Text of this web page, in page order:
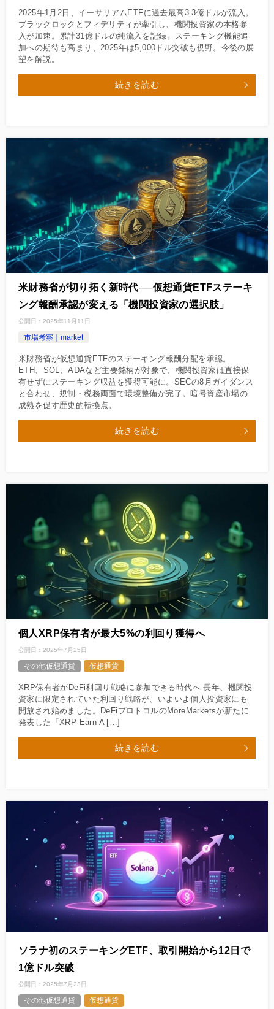
2025年1月2日、イーサリアムETFに過去最高3.3億ドルが流入。
ブラックロックとフィデリティが牽引し、機関投資家の本格参
入が加速。累計31億ドルの純流入を記録。ステーキング機能追
加への期待も高まり、2025年は5,000ドル突破も視野。今後の展
望を解説。
続きを読む
米財務省が切り拓く新時代──仮想通貨ETFステーキ
ング報酬承認が変える「機関投資家の選択肢」
公開日： 2025年11月11日
市場考察｜market
米財務省が仮想通貨ETFのステーキング報酬分配を承認。
ETH、SOL、ADAなど主要銘柄が対象で、機関投資家は直接保
有せずにステーキング収益を獲得可能に。SECの8月ガイダンス
と合わせ、規制・税務両面で環境整備が完了。暗号資産市場の
成熟を促す歴史的転換点。
続きを読む
個人XRP保有者が最大5%の利回り獲得へ
公開日： 2025年7月25日
その他仮想通貨 仮想通貨
XRP保有者がDeFi利回り戦略に参加できる時代へ 長年、機関投
資家に限定されていた利回り戦略が、いよいよ個人投資家にも
開放され始めました。DeFiプロトコルのMoreMarketsが新たに
発表した「XRP Earn A […]
続きを読む
ソラナ初のステーキングETF、取引開始から12日で
1億ドル突破
公開日： 2025年7月23日
その他仮想通貨 仮想通貨